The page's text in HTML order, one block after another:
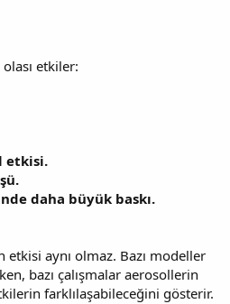
etkiler:
etkisi.
daha büyük baskı.
etkisi aynı olmaz. Bazı modeller
bazı çalışmalar aerosollerin
farklılaşabileceğini gösterir.